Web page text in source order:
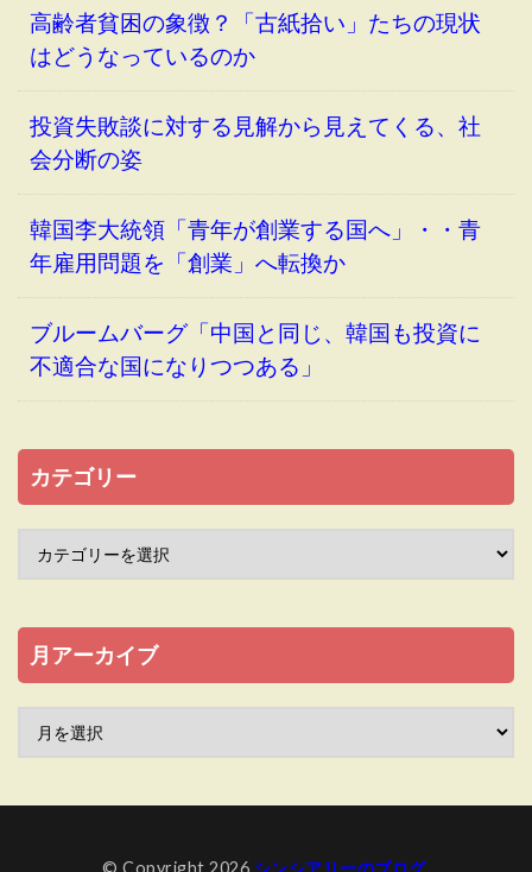
高齢者貧困の象徴？「古紙拾い」たちの現状
はどうなっているのか
投資失敗談に対する見解から見えてくる、社
会分断の姿
韓国李大統領「青年が創業する国へ」・・青
年雇用問題を「創業」へ転換か
ブルームバーグ「中国と同じ、韓国も投資に
不適合な国になりつつある」
カテゴリー
月アーカイブ
© Copyright 2026 シンシアリーのブログ.